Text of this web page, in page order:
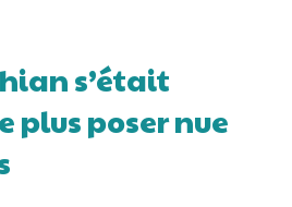
s’était
plus poser nue